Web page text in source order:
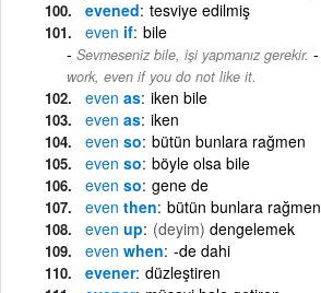
evened tesviye edilmiş
even if bile
Sevmeseniz bile, işi yapmanız gerekir. -
work, even if you do not like it.
even as iken bile
even as iken
even so bütün bunlara rağmen
even so böyle olsa bile
even so gene de
even then bütün bunlara rağmen
even up (deyim) dengelemek
even when -de dahi
evener düzleştiren